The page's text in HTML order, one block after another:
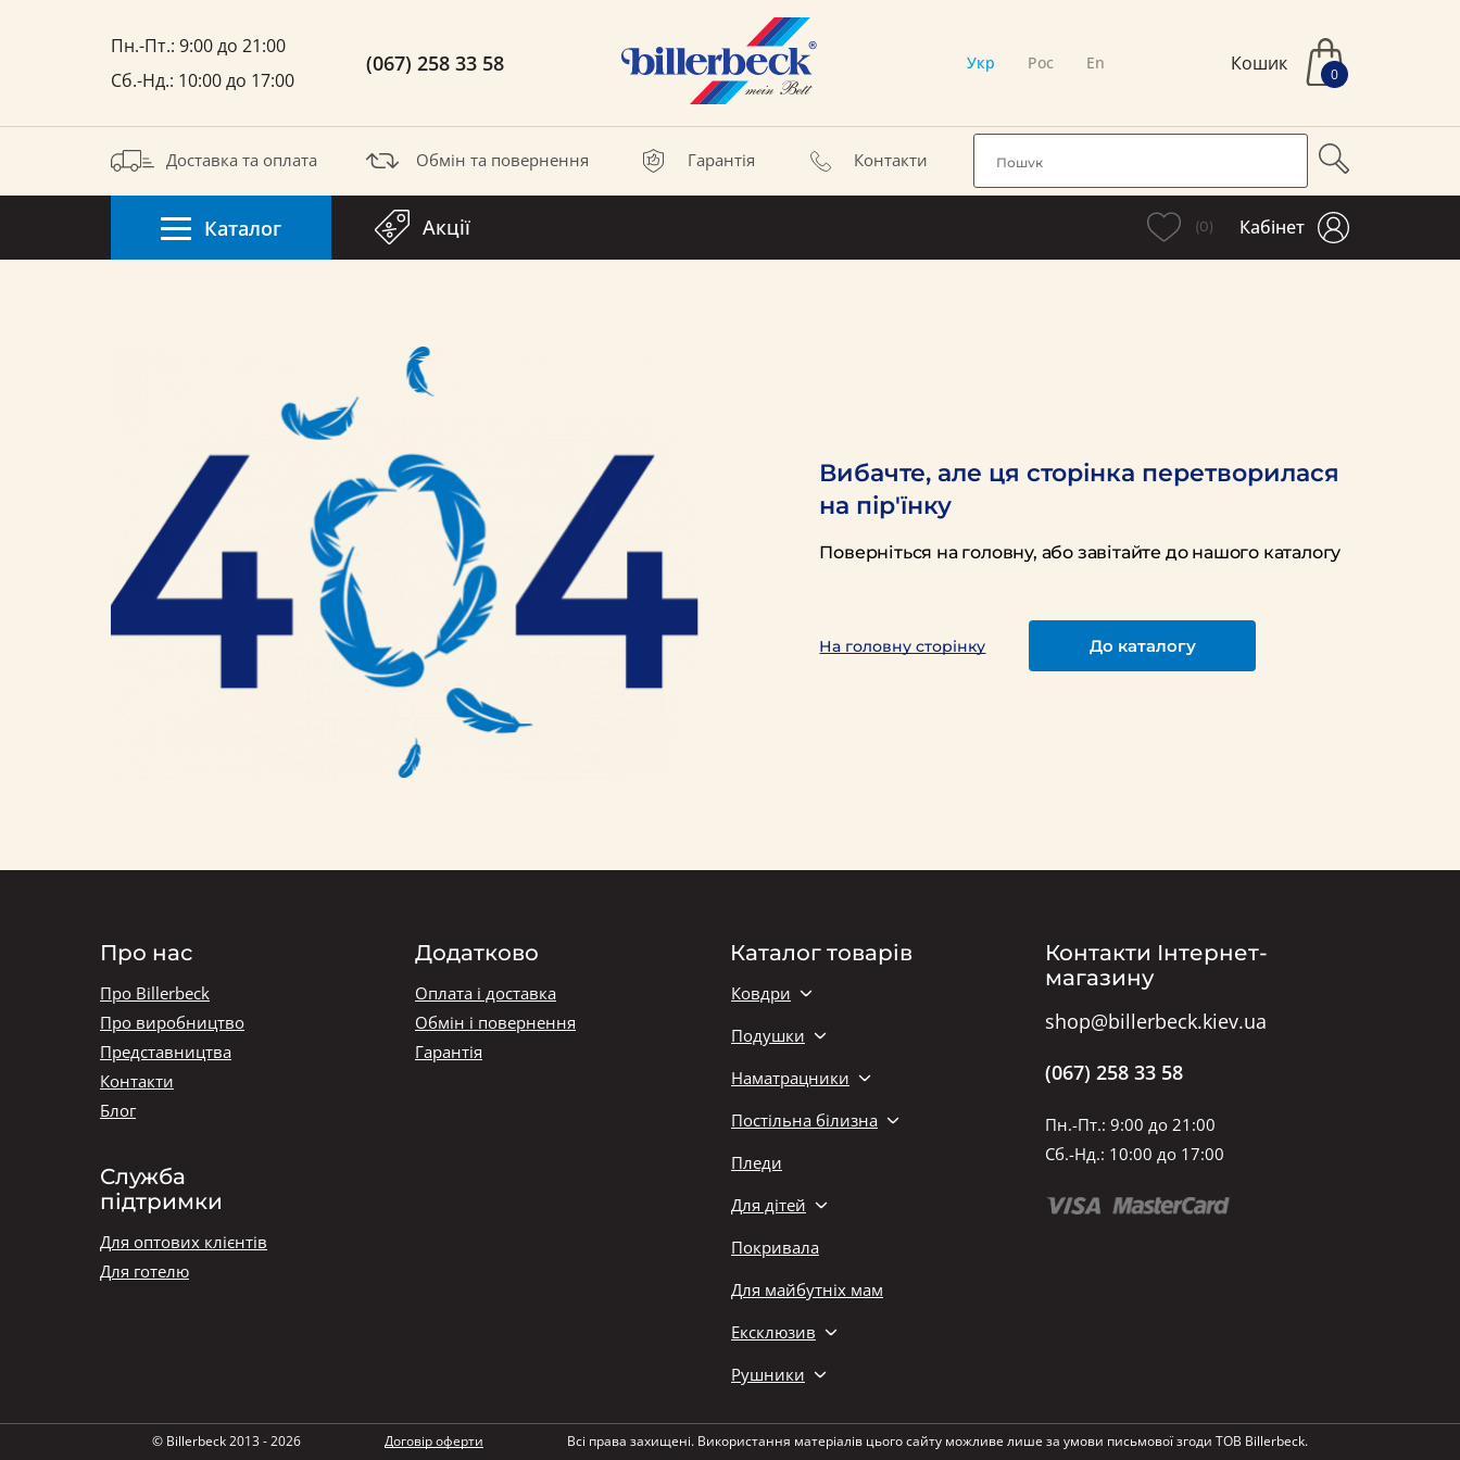
Пн.-Пт.: 9:00 до 21:00
Сб.-Нд.: 10:00 до 17:00
(067) 258 33 58 Укр Рос En Кошик 0
Доставка та оплата Обмін та повернення Гарантія Контакти
Каталог Акції (0) Кабінет
Вибачте, але ця сторінка перетворилася
на пір'їнку
Поверніться на головну, або завітайте до нашого каталогу
До каталогу
На головну сторінку
Каталог товарів
Ковдри
Подушки
Наматрацники
Постільна білизна
Пледи
Для дітей
Покривала
Для майбутніх мам
Ексклюзив
Рушники
Про нас
Про Billerbeck
Про виробництво
Представництва
Контакти
Блог
Служба
підтримки
Для оптових клієнтів
Для готелю
Додатково
Оплата і доставка
Обмін і повернення
Гарантія
Контакти Інтернет-
магазину
shop@billerbeck.kiev.ua
(067) 258 33 58
Пн.-Пт.: 9:00 до 21:00
Сб.-Нд.: 10:00 до 17:00
© Billerbeck 2013 - 2026 Договір оферти Всі права захищені. Використання матеріалів цього сайту можливе лише за умови письмової згоди ТОВ Billerbeck.